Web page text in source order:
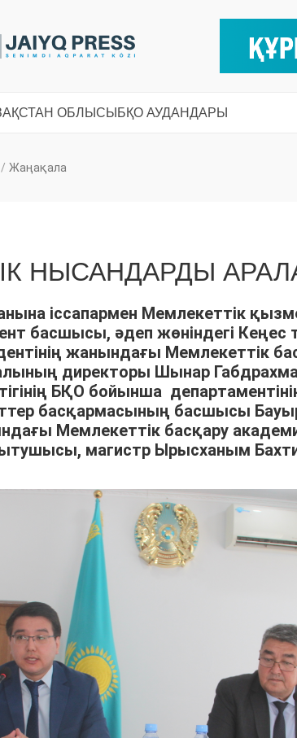
ОБЛЫСЫ БҚО АУДАНДАРЫ
/ Жаңақала
НЫСАНДАРДЫ
іссапармен Мемлекеттік
басшысы, әдеп жөніндегі Кеңес
жанындағы Мемлекеттік
директоры Шынар
БҚО бойынша
басқармасының басшысы
Мемлекеттік басқару
магистр Ырысханым